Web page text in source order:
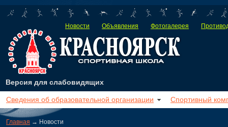
Новости Объявления Фотогалерея
Версия для слабовидящих
Сведения об образовательной организации Спортивный
Главная → Новости